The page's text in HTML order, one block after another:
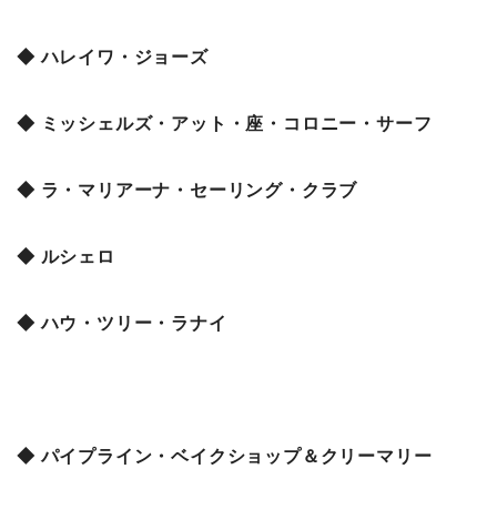
◆ ハレイワ・ジョーズ
◆ ミッシェルズ・アット・座・コロニー・サーフ
◆ ラ・マリアーナ・セーリング・クラブ
◆ ルシェロ
◆ ハウ・ツリー・ラナイ
◆ パイプライン・ベイクショップ＆クリーマリー